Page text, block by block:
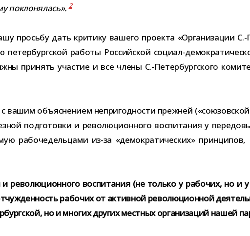
покло­ня­лась».2
просьбу дать кри­тику вашего про­екта «Организации
работы Российской социал-​
при­нять уча­стие и все члены С.-Петербургского
вашим объ­яс­не­нием непри­год­но­сти преж­ней
под­го­товки и рево­лю­ци­он­ного вос­пи­та­ния у
рабо­че­дель­цами из-​за «демо­кра­ти­че­ских»
рево­лю­ци­он­ного вос­пи­та­ния (не только у рабо­чих, но и
рабо­чих от актив­ной рево­лю­ци­он­ной
но и мно­гих дру­гих мест­ных орга­ни­за­ций нашей